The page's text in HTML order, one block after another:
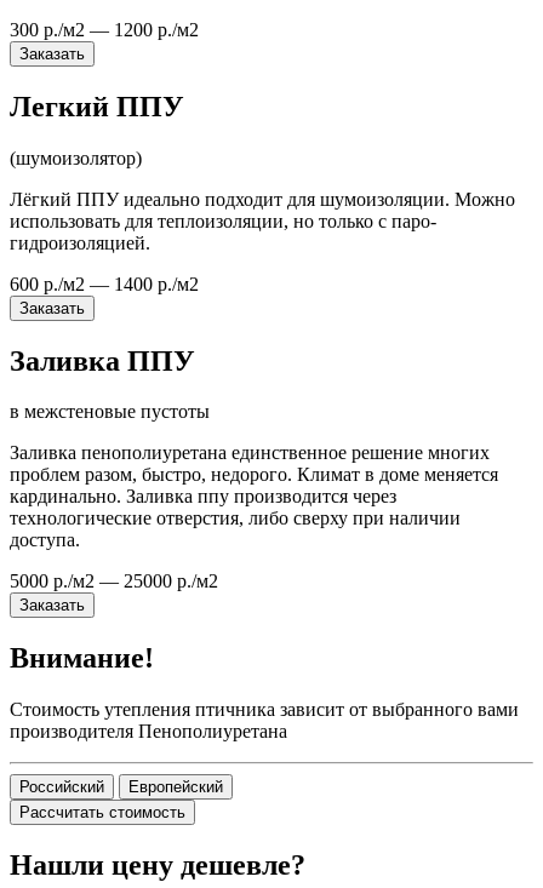
300 р./м2 — 1200 р./м2
Заказать
Легкий ППУ
(шумоизолятор)
Лёгкий ППУ идеально подходит для шумоизоляции. Можно
использовать для теплоизоляции, но только с паро-
гидроизоляцией.
600 р./м2 — 1400 р./м2
Заказать
Заливка ППУ
в межстеновые пустоты
Заливка пенополиуретана единственное решение многих
проблем разом, быстро, недорого. Климат в доме меняется
кардинально. Заливка ппу производится через
технологические отверстия, либо сверху при наличии
доступа.
5000 р./м2 — 25000 р./м2
Заказать
Внимание!
Стоимость утепления птичника зависит от выбранного вами
производителя Пенополиуретана
Российский
Европейский
Рассчитать стоимость
Нашли цену дешевле?